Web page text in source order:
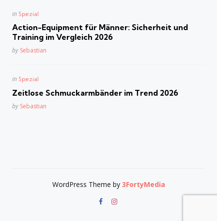
Posted
in Spezial
Action-Equipment für Männer: Sicherheit und
Training im Vergleich 2026
Posted
by Sebastian
Posted
in Spezial
Zeitlose Schmuckarmbänder im Trend 2026
Posted
by Sebastian
WordPress Theme by 3FortyMedia